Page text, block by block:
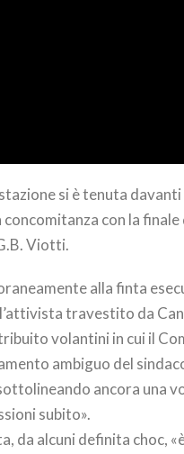
si è tenuta
concomitanza con la
Viotti.
alla finta
travestito da
volantini in cui il
ambiguo del
ancora una
subito».
da alcuni definita choc,